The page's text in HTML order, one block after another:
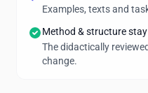
Examples, texts and
Method & structure stay
The didactically
change.